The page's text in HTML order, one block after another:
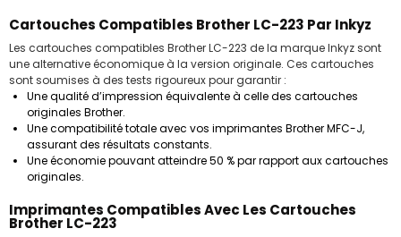
Cartouches Compatibles Brother LC-223 Par Inkyz
Les cartouches compatibles Brother LC-223 de la marque Inkyz sont
une alternative économique à la version originale. Ces cartouches
sont soumises à des tests rigoureux pour garantir :
Une qualité d’impression équivalente à celle des cartouches
originales Brother.
Une compatibilité totale avec vos imprimantes Brother MFC-J,
assurant des résultats constants.
Une économie pouvant atteindre50 %par rapport aux cartouches
originales.
Imprimantes Compatibles Avec Les Cartouches
Brother LC-223